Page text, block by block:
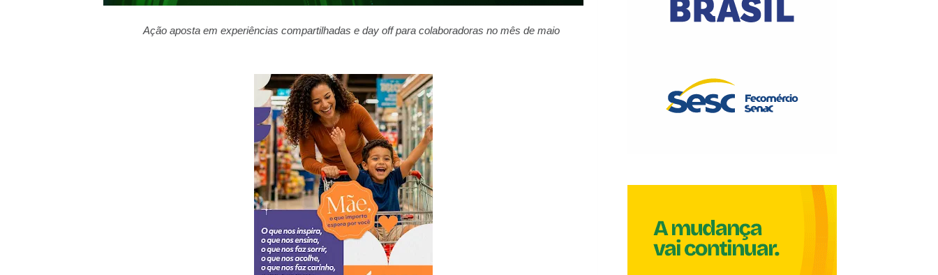
Ação aposta em experiências compartilhadas e day off para colaboradoras no mês de maio